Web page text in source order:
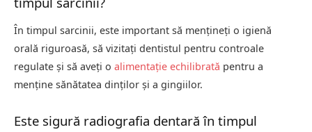
În timpul sarcinii, este important să mențineți o igienă
orală riguroasă, să vizitați dentistul pentru controale
regulate și să aveți o alimentație echilibrată pentru a
menține sănătatea dinților și a gingiilor.
Este sigură radiografia dentară în timpul